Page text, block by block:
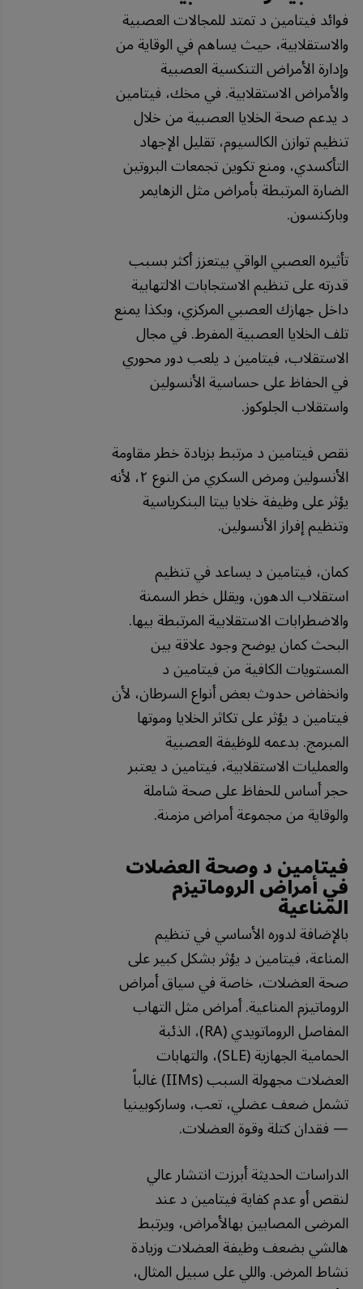
فوائد فيتامين د تمتد للمجالات العصبية
والاستقلابية، حيث يساهم في الوقاية من
وإدارة الأمراض التنكسية العصبية
والأمراض الاستقلابية. في مخك، فيتامين
د يدعم صحة الخلايا العصبية من خلال
تنظيم توازن الكالسيوم، تقليل الإجهاد
التأكسدي، ومنع تكوين تجمعات البروتين
الضارة المرتبطة بأمراض مثل الزهايمر
وباركنسون.
تأثيره العصبي الواقي بيتعزز أكثر بسبب
قدرته على تنظيم الاستجابات الالتهابية
داخل جهازك العصبي المركزي، وبكذا يمنع
تلف الخلايا العصبية المفرط. في مجال
الاستقلاب، فيتامين د يلعب دور محوري
في الحفاظ على حساسية الأنسولين
واستقلاب الجلوكوز.
نقص فيتامين د مرتبط بزيادة خطر مقاومة
الأنسولين ومرض السكري من النوع ٢، لأنه
يؤثر على وظيفة خلايا بيتا البنكرياسية
وتنظيم إفراز الأنسولين.
كمان، فيتامين د يساعد في تنظيم
استقلاب الدهون، ويقلل خطر السمنة
والاضطرابات الاستقلابية المرتبطة بيها.
البحث كمان يوضح وجود علاقة بين
المستويات الكافية من فيتامين د
وانخفاض حدوث بعض أنواع السرطان، لأن
فيتامين د يؤثر على تكاثر الخلايا وموتها
المبرمج. بدعمه للوظيفة العصبية
والعمليات الاستقلابية، فيتامين د يعتبر
حجر أساس للحفاظ على صحة شاملة
والوقاية من مجموعة أمراض مزمنة.
فيتامين د وصحة العضلات
في أمراض الروماتيزم
المناعية
بالإضافة لدوره الأساسي في تنظيم
المناعة، فيتامين د يؤثر بشكل كبير على
صحة العضلات، خاصة في سياق أمراض
الروماتيزم المناعية. أمراض مثل التهاب
المفاصل الروماتويدي (RA)، الذئبة
الحمامية الجهازية (SLE)، والتهابات
العضلات مجهولة السبب (IIMs) غالباً
تشمل ضعف عضلي، تعب، وساركوبينيا
— فقدان كتلة وقوة العضلات.
الدراسات الحديثة أبرزت انتشار عالي
لنقص أو عدم كفاية فيتامين د عند
المرضى المصابين بهالأمراض، ويرتبط
هالشي بضعف وظيفة العضلات وزيادة
نشاط المرض. واللي على سبيل المثال،